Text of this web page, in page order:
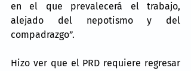
en el que prevalecerá el trabajo,
alejado del nepotismo y del
compadrazgo”.
Hizo ver que el PRD requiere regresar